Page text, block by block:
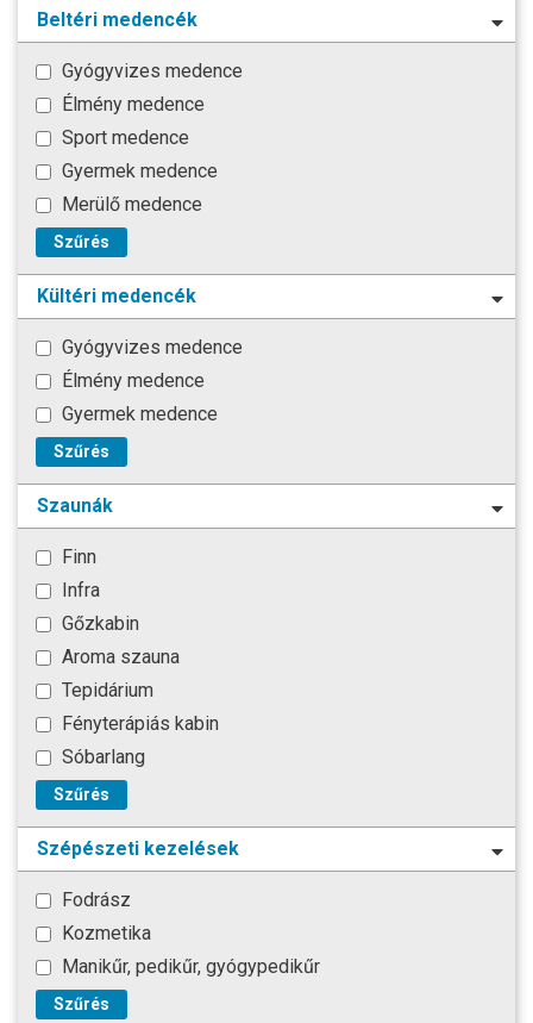
Beltéri medencék
Gyógyvizes medence
Élmény medence
Sport medence
Gyermek medence
Merülő medence
Szűrés
Kültéri medencék
Gyógyvizes medence
Élmény medence
Gyermek medence
Szűrés
Szaunák
Finn
Infra
Gőzkabin
Aroma szauna
Tepidárium
Fényterápiás kabin
Sóbarlang
Szűrés
Szépészeti kezelések
Fodrász
Kozmetika
Manikűr, pedikűr, gyógypedikűr
Szűrés